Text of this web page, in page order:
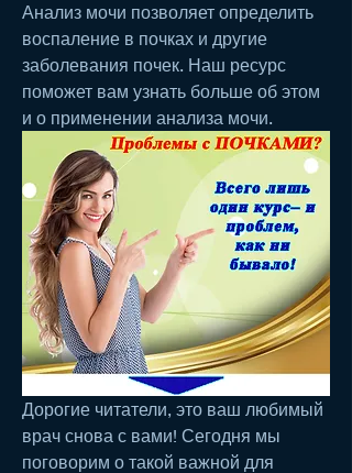
Анализ мочи позволяет определить
воспаление в почках и другие
заболевания почек. Наш ресурс
поможет вам узнать больше об этом
и о применении анализа мочи.
Дорогие читатели, это ваш любимый
врач снова с вами! Сегодня мы
поговорим о такой важной для